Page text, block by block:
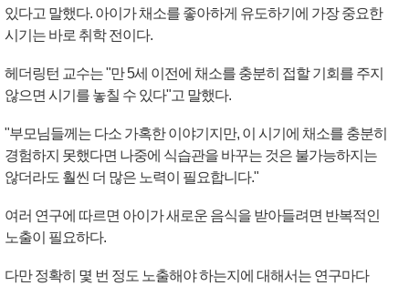
있다고 말했다. 아이가 채소를 좋아하게 유도하기에 가장 중요한
시기는 바로 취학 전이다.
헤더링턴 교수는 "만 5세 이전에 채소를 충분히 접할 기회를 주지
않으면 시기를 놓칠 수 있다"고 말했다.
"부모님들께는 다소 가혹한 이야기지만, 이 시기에 채소를 충분히
경험하지 못했다면 나중에 식습관을 바꾸는 것은 불가능하지는
않더라도 훨씬 더 많은 노력이 필요합니다."
여러 연구에 따르면 아이가 새로운 음식을 받아들려면 반복적인
노출이 필요하다.
다만 정확히 몇 번 정도 노출해야 하는지에 대해서는 연구마다